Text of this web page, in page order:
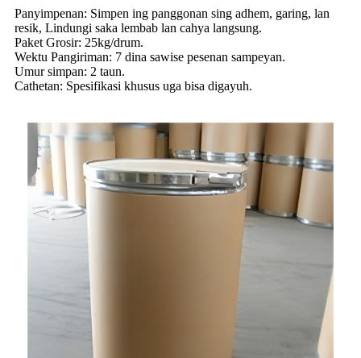
Panyimpenan: Simpen ing panggonan sing adhem, garing, lan
resik, Lindungi saka lembab lan cahya langsung.
Paket Grosir: 25kg/drum.
Wektu Pangiriman: 7 dina sawise pesenan sampeyan.
Umur simpan: 2 taun.
Cathetan: Spesifikasi khusus uga bisa digayuh.